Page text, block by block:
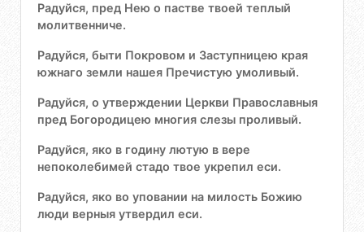
Радуйся, пред Нею о пастве твоей теплый
молитвенниче.
Радуйся, быти Покровом и Заступницею края
южнаго земли нашея Пречистую умоливый.
Радуйся, о утверждении Церкви Православныя
пред Богородицею многия слезы проливый.
Радуйся, яко в годину лютую в вере
непоколебимей стадо твое укрепил еси.
Радуйся, яко во уповании на милость Божию
люди верныя утвердил еси.